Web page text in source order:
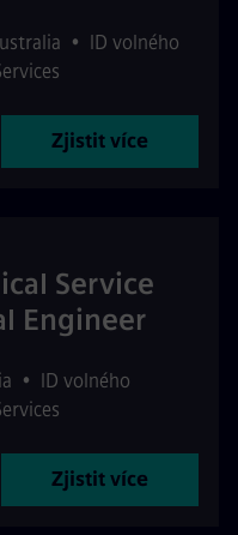
• ID volného
Zjistit více
Service
Engineer
• ID volného
Zjistit více